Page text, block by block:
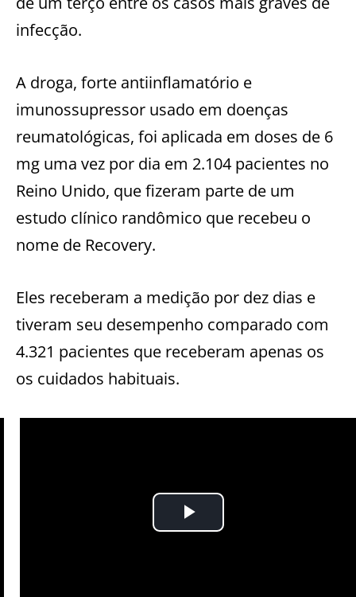
infecção.
A droga, forte antiinflamatório e
imunossupressor usado em doenças
reumatológicas, foi aplicada em doses de 6
mg uma vez por dia em 2.104 pacientes no
Reino Unido, que fizeram parte de um
estudo clínico randômico que recebeu o
nome de Recovery.
Eles receberam a medição por dez dias e
tiveram seu desempenho comparado com
4.321 pacientes que receberam apenas os
os cuidados habituais.